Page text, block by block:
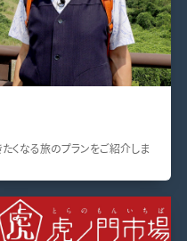
くなる旅のプランをご紹介しま